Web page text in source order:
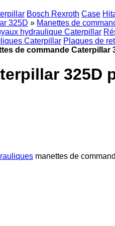
Bosch Rexroth Case
325D » Manettes de
hydraulique Caterpillar
Caterpillar Plaques de
de commande Caterpillar
325D
manettes de